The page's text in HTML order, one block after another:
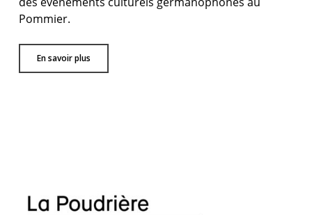
Pommier.
En savoir plus